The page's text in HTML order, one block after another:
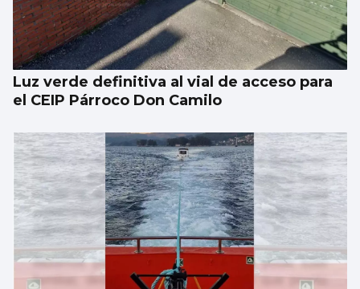
Luz verde definitiva al vial de acceso para
el CEIP Párroco Don Camilo